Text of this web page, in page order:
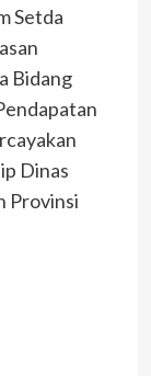
Setda
Bidang
Dinas
Provinsi